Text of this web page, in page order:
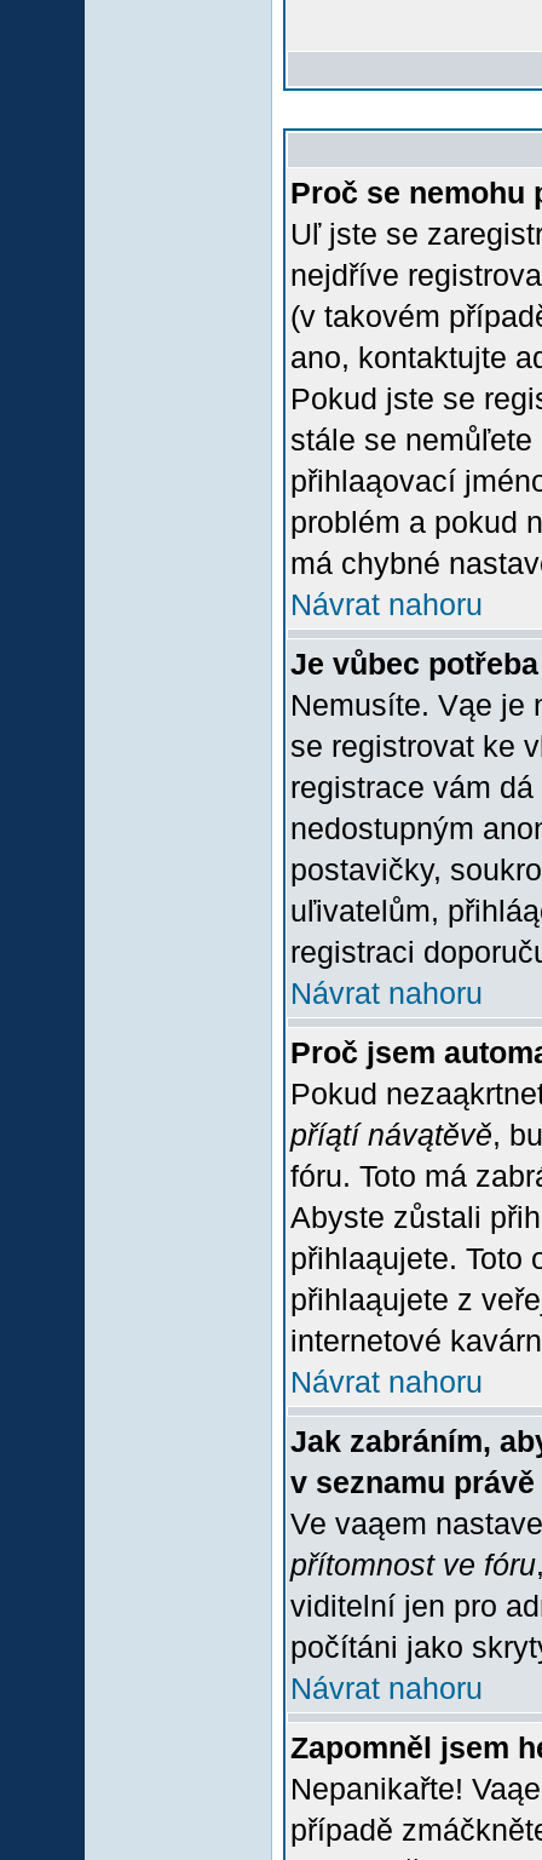
Proč se nemohu
Uľ jste se
nejdříve
(v takovém
ano, kontaktujte
Pokud jste se
stále se
přihlaąovací
problém a pokud
má chybné
Návrat nahoru
Je vůbec
Nemusíte. Vąe je
se registrovat ke
registrace vám
nedostupným
postavičky,
uľivatelům,
registraci
Návrat nahoru
Proč jsem
Pokud
příątí návątěvě,
fóru. Toto má
Abyste zůstali
přihlaąujete. Toto
přihlaąujete z
internetové
Návrat nahoru
Jak zabráním,
v seznamu
Ve vaąem
přítomnost ve fóru
viditelní jen pro
počítáni jako
Návrat nahoru
Zapomněl jsem
Nepanikařte!
případě